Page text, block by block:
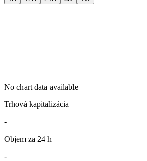
No chart data available
Trhová kapitalizácia
-
Objem za 24 h
-